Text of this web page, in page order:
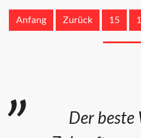
Anfang Zurück 15
Der beste